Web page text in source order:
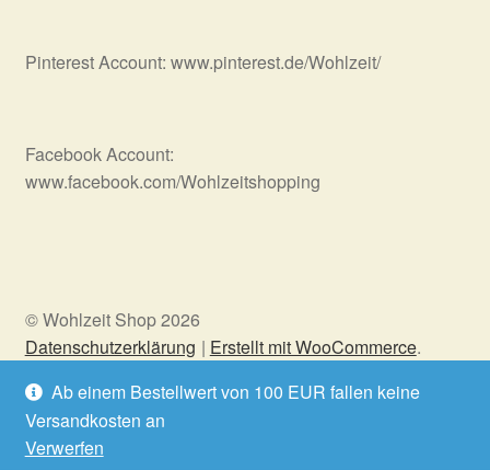
Ab einem Bestellwert von 100 EUR fallen keine
Versandkosten an
Verwerfen
Pinterest Account: www.pinterest.de/Wohlzeit/
Facebook Account:
www.facebook.com/Wohlzeitshopping
© Wohlzeit Shop 2026
Datenschutzerklärung
Erstellt mit WooCommerce.